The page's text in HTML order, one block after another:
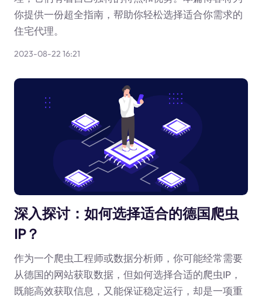
你提供一份超全指南，帮助你轻松选择适合你需求的
住宅代理。
2023-08-22 16:21
深入探讨：如何选择适合的德国爬虫
IP？
作为一个爬虫工程师或数据分析师，你可能经常需要
从德国的网站获取数据，但如何选择合适的爬虫IP，
既能高效获取信息，又能保证稳定运行，却是一项重